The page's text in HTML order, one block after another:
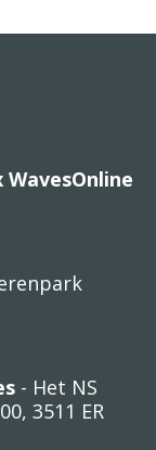
- Het NS
3511 ER